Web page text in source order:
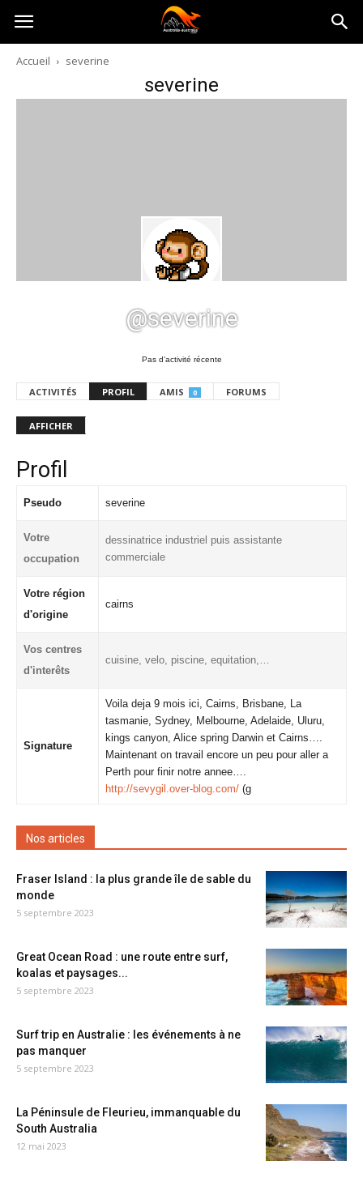
Australia-
australie.com
Accueil severine
severine
@severine
Pas d’activité récente
ACTIVITÉS PROFIL AMIS 0 FORUMS
AFFICHER
Profil
Pseudo severine
Votre
occupation
dessinatrice industriel puis assistante
commerciale
Votre région
d'origine
cairns
Vos centres
d'interêts
cuisine, velo, piscine, equitation,…
Signature
Voila deja 9 mois ici, Cairns, Brisbane, La
tasmanie, Sydney, Melbourne, Adelaide, Uluru,
kings canyon, Alice spring Darwin et Cairns….
Maintenant on travail encore un peu pour aller a
Perth pour finir notre annee….
http://sevygil.over-blog.com/ (g
Nos articles
Fraser Island : la plus grande île de sable du
monde
5 septembre 2023
Great Ocean Road : une route entre surf,
koalas et paysages...
5 septembre 2023
Surf trip en Australie : les événements à ne
pas manquer
5 septembre 2023
La Péninsule de Fleurieu, immanquable du
South Australia
12 mai 2023